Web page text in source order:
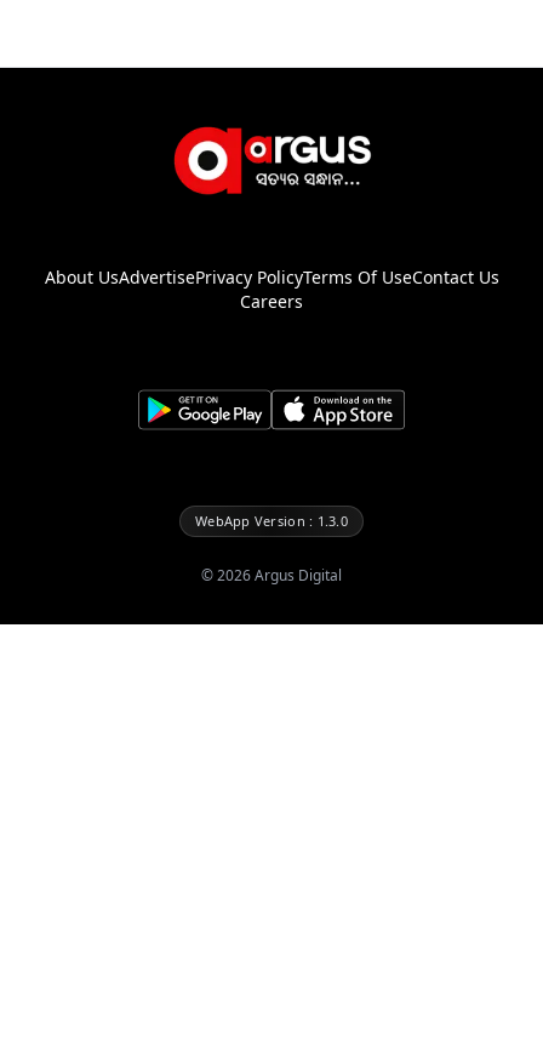
About UsAdvertisePrivacy PolicyTerms Of UseContact Us
Careers
WebApp Version : 1.3.0
©2026Argus Digital